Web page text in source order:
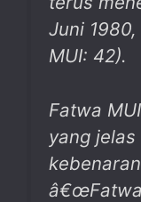
Juni
MUI: 42).
Fatwa
yang